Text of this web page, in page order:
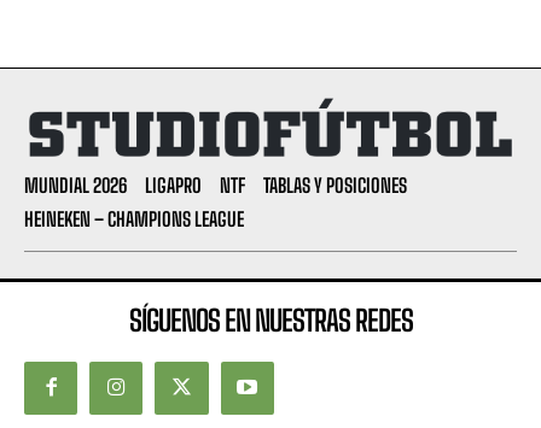
MUNDIAL 2026 LIGAPRO NTF
TABLAS Y POSICIONES
HEINEKEN – CHAMPIONS LEAGUE
SÍGUENOS EN NUESTRAS REDES